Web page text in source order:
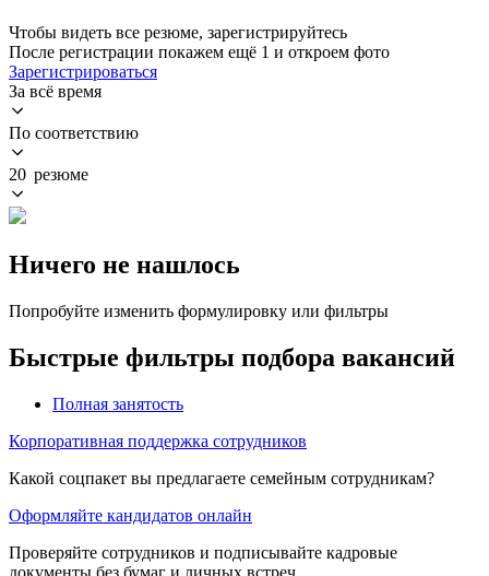
Чтобы видеть все резюме, зарегистрируйтесь
После регистрации покажем ещё 1 и откроем фото
Зарегистрироваться
За всё время
По соответствию
20 резюме
Ничего не нашлось
Попробуйте изменить формулировку или фильтры
Быстрые фильтры подбора вакансий
Полная занятость
Корпоративная поддержка сотрудников
Какой соцпакет вы предлагаете семейным сотрудникам?
Оформляйте кандидатов онлайн
Проверяйте сотрудников и подписывайте кадровые
документы без бумаг и личных встреч